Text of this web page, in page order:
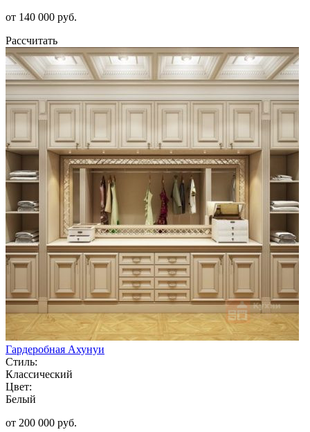
от 140 000 руб.
Рассчитать
Гардеробная Ахунуи
Стиль:
Классический
Цвет:
Белый
от 200 000 руб.